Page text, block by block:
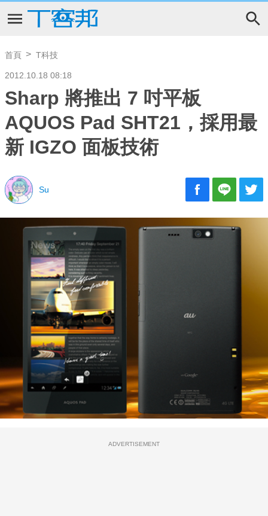
首頁 T科技
2012.10.18 08:18
Sharp 將推出 7 吋平板
AQUOS Pad SHT21，採用最
新 IGZO 面板技術
Su
ADVERTISEMENT